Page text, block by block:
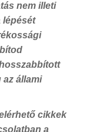
nem illeti
lépését
az állami
cikkek
a